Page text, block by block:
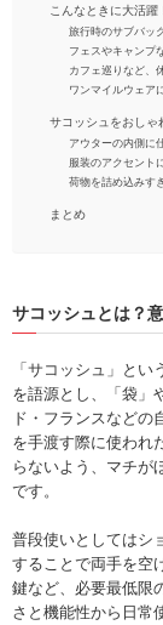
こんなときに大活
旅行時のサブバッ
フェスやキャンプ
カフェ巡りなど、
ワンマイルウェア
サコッシュをおしゃ
アウターの内側に
服装のアクセント
荷物を詰め込みす
まとめ
サコッシュとは？
「サコッシュ」と
を語源とし、「袋」
ド・フランスなどの
を手渡す際に使われ
らないよう、マチが
です。
普段使いとしてはシ
することで両手を空
鍵など、必要最低限
さと機能性から日常